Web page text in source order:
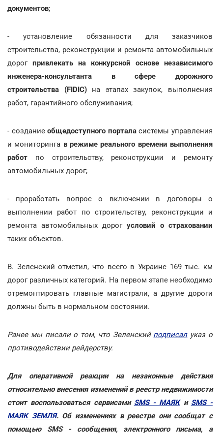
документов;
- установление обязанности для заказчиков
строительства, реконструкции и ремонта автомобильных
дорог привлекать на конкурсной основе независимого
инженера-консультанта в сфере дорожного
строительства (FIDIC)на этапах закупок, выполнения
работ, гарантийного обслуживания;
- созданиеобщедоступного порталасистемы управления
и мониторинга в режиме реального времени выполнения
работ по строительству, реконструкции и ремонту
автомобильных дорог;
- проработать вопрос о включении в договоры о
выполнении работ по строительству, реконструкции и
ремонта автомобильных дорог условий о страховании
таких объектов.
В. Зеленский отметил, что всего в Украине 169 тыс. км
дорог различных категорий. На первом этапе необходимо
отремонтировать главные магистрали, а другие дороги
должны быть в нормальном состоянии.
Ранее мы писали о том, что Зеленский подписалуказ о
противодействии рейдерству.
Для оперативной реакции на незаконные действия
относительно внесения изменений в реестр недвижимости
стоит воспользоваться сервисами SMS - МАЯКи SMS -
МАЯК ЗЕМЛЯ. Об изменениях в реестре они сообщат с
помощью SMS - сообщения, электронного письма, а